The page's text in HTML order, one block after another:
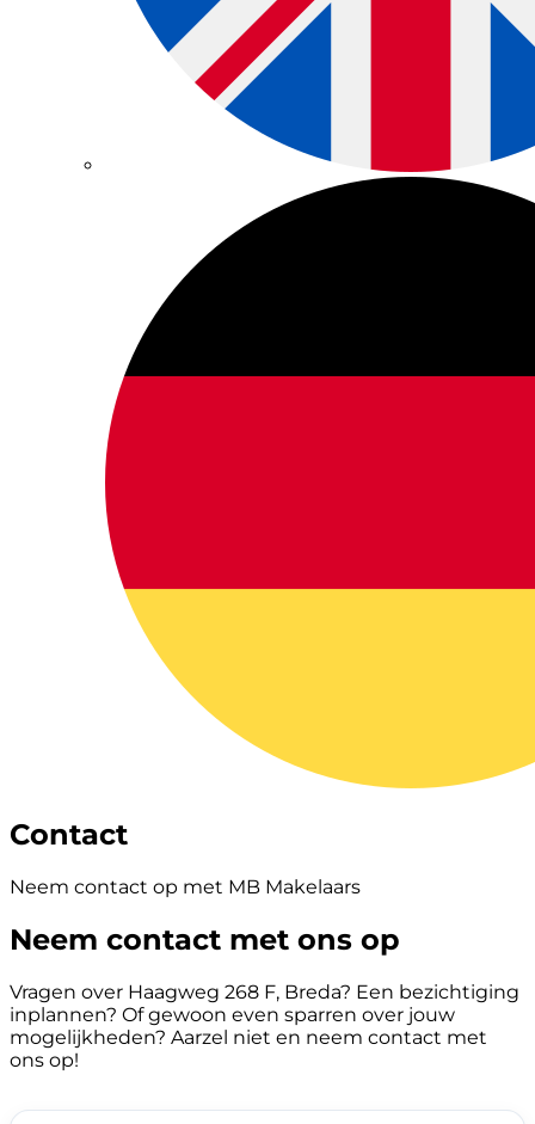
Contact
Neem contact op met MB Makelaars
Neem contact met ons op
Vragen over Haagweg 268 F, Breda? Een bezichtiging
inplannen? Of gewoon even sparren over jouw
mogelijkheden? Aarzel niet en neem contact met
ons op!